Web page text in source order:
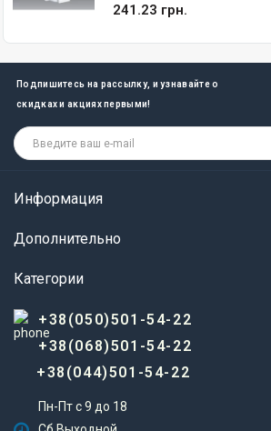
241.23 грн.
Подпишитесь на рассылку, и узнавайте о
скидках и акциях первыми!
Информация
Дополнительно
Категории
+38(050)501-54-22
+38(068)501-54-22
+38(044)501-54-22
Пн-Пт с 9 до 18